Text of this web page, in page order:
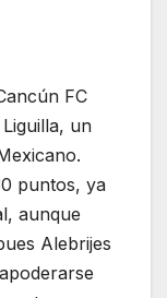
FC
un
puntos, ya
aunque
Alebrijes